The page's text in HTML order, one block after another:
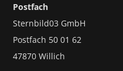
Postfach
Sternbild03 GmbH
Postfach 50 01 62
47870 Willich